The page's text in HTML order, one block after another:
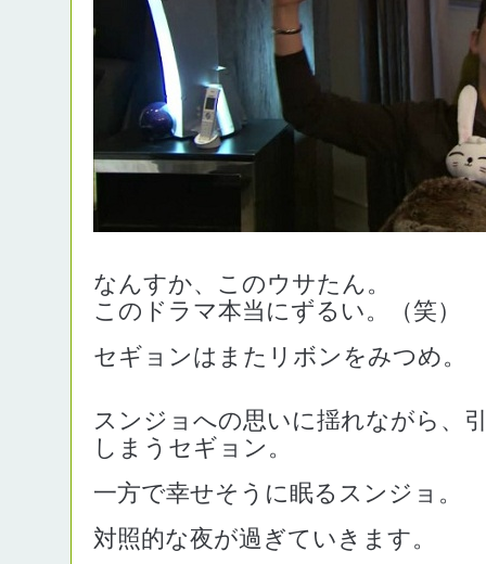
なんすか、このウサたん。
このドラマ本当にずるい。（笑）
セギョンはまたリボンをみつめ。
スンジョへの思いに揺れながら、
しまうセギョン。
一方で幸せそうに眠るスンジョ。
対照的な夜が過ぎていきます。